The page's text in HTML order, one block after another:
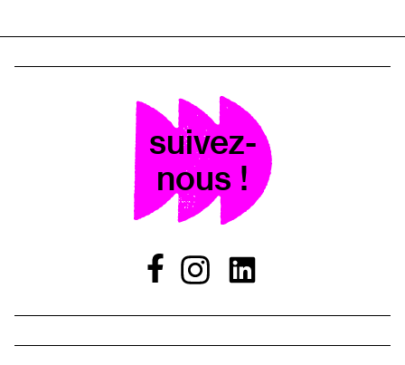
suivez-
nous !